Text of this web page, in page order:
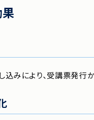
し込みにより、受講票